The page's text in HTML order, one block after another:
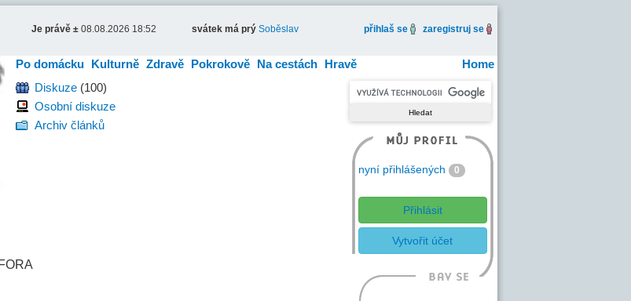
Je právě ± 08.08.2026 18:52 svátek má prý Soběslav přihlaš se zaregistruj se
Home
Po domácku Kulturně Zdravě Pokrokově Na cestách Hravě
Diskuze (100)
Osobní diskuze
Archiv článků
nyní přihlášených 0
Přihlásit
Vytvořit účet